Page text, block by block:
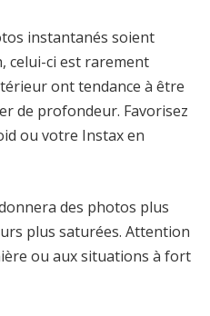
instantanés soient
celui-ci est rarement
ont tendance à être
de profondeur. Favorisez
ou votre Instax en
des photos plus
plus saturées. Attention
ou aux situations à fort